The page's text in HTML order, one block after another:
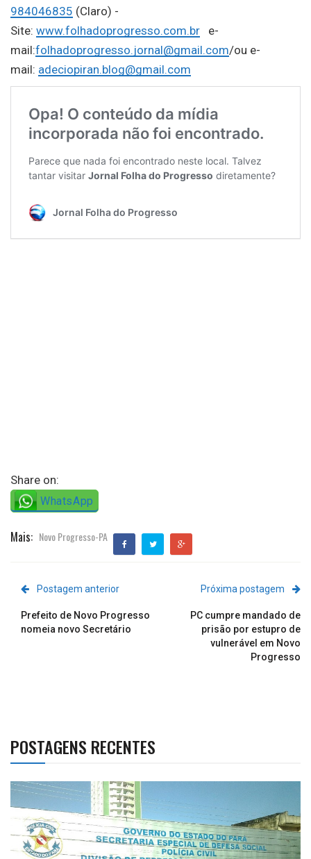
984046835 (Claro) -
Site: www.folhadoprogresso.com.br e-
mail:folhadoprogresso.jornal@gmail.com/ou e-
mail: adeciopiran.blog@gmail.com
Share on:
WhatsApp
Mais: Novo Progresso-PA
Postagem anterior
Prefeito de Novo Progresso
nomeia novo Secretário
Próxima postagem
PC cumpre mandado de
prisão por estupro de
vulnerável em Novo
Progresso
POSTAGENS RECENTES